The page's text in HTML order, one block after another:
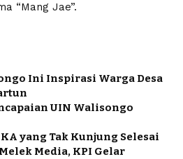
“Mang Jae”.
Ini Inspirasi Warga Desa
UIN Walisongo
yang Tak Kunjung Selesai
Media, KPI Gelar